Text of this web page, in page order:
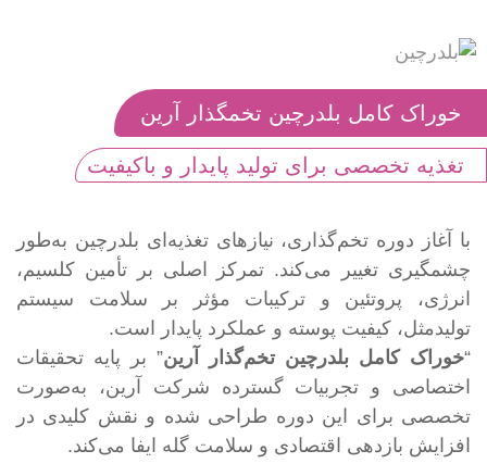
خوراک کامل بلدرچین تخمگذار آرین
تغذیه تخصصی برای تولید پایدار و باکیفیت
با آغاز دوره تخم‌گذاری، نیازهای تغذیه‌ای بلدرچین به‌طور
چشمگیری تغییر می‌کند. تمرکز اصلی بر تأمین کلسیم،
انرژی، پروتئین و ترکیبات مؤثر بر سلامت سیستم
تولیدمثل، کیفیت پوسته و عملکرد پایدار است.
“خوراک کامل بلدرچین تخم‌گذار آرین” بر پایه تحقیقات
اختصاصی و تجربیات گسترده شرکت آرین، به‌صورت
تخصصی برای این دوره طراحی شده و نقش کلیدی در
افزایش بازدهی اقتصادی و سلامت گله ایفا می‌کند.